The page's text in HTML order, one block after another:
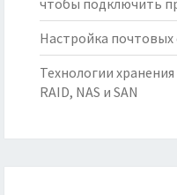
чтобы подключить
Настройка почтовых
Технологии
RAID, NAS и SAN